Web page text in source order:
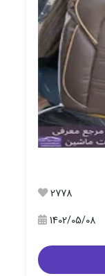
2778
1402/05/08